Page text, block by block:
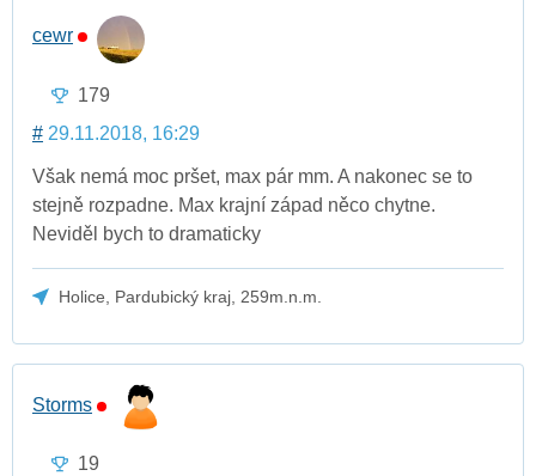
cewr
179
# 29.11.2018, 16:29
Však nemá moc pršet, max pár mm. A nakonec se to
stejně rozpadne. Max krajní západ něco chytne.
Neviděl bych to dramaticky
Holice, Pardubický kraj, 259m.n.m.
Storms
19